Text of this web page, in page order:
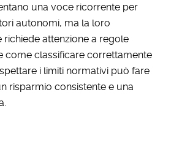
una voce ricorrente per
autonomi, ma la loro
richiede attenzione a regole
come classificare correttamente
i limiti normativi può fare
risparmio consistente e una